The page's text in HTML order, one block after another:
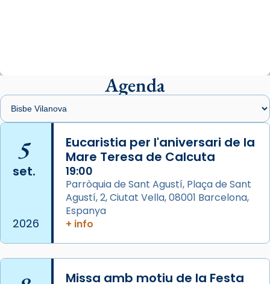
presidit aquest 27 de juliol la missa de Les
Santes de Mataró.
🔗
📸 J. Merino
Photo
View on Facebook ·
Arquebisbat de Barcelona
de Barcelona.
2 weeks ago
comitè organitzador de la visita apostòlica
Agenda
5
set.
2026
Eucaristia per l'aniversari de la
Mare Teresa de Calcuta
19:00
Parròquia de Sant Agustí, Plaça de Sant
Agustí, 2, Ciutat Vella, 08001 Barcelona,
Espanya
+ info
Missa amb motiu de la Festa